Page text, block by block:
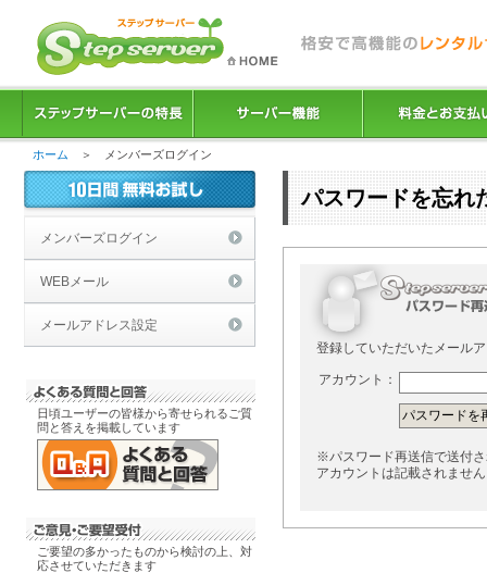
ホーム ＞ メンバーズログイン
メンバーズログイン
WEBメール
メールアドレス設定
日頃ユーザーの皆様から寄せられるご質
問と答えを掲載しています
ご要望の多かったものから検討の上、対
応させていただきます
パスワードを忘れ
登録していただいたメール
アカウント：
※パスワード再送信で送付
アカウントは記載されませ